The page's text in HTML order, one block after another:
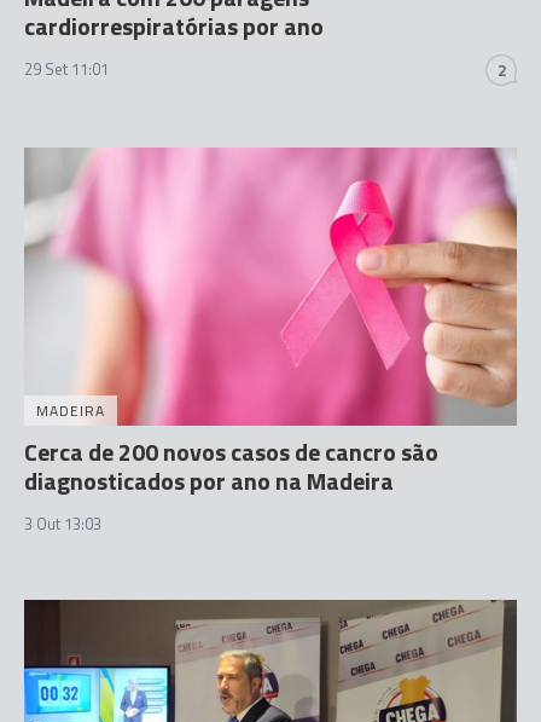
cardiorrespiratórias por ano
29 Set 11:01 2
MADEIRA
Cerca de 200 novos casos de cancro são
diagnosticados por ano na Madeira
3 Out 13:03